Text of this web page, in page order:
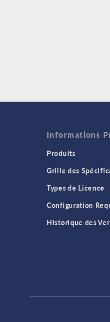
Informations
Produits
Grille des
Types de Licence
Configuration
Historique des